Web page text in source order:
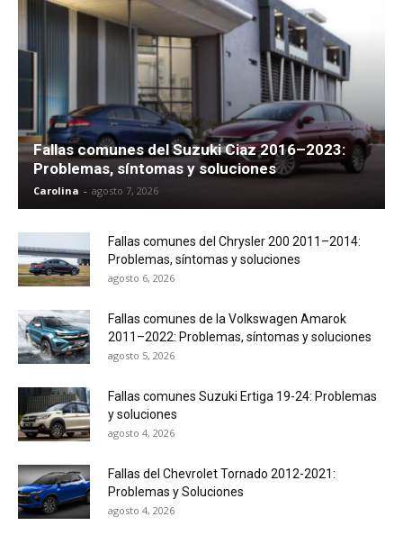
Fallas comunes del Suzuki Ciaz 2016–2023:
Problemas, síntomas y soluciones
Carolina - agosto 7, 2026
Fallas comunes del Chrysler 200 2011–2014:
Problemas, síntomas y soluciones
agosto 6, 2026
Fallas comunes de la Volkswagen Amarok
2011–2022: Problemas, síntomas y soluciones
agosto 5, 2026
Fallas comunes Suzuki Ertiga 19-24: Problemas
y soluciones
agosto 4, 2026
Fallas del Chevrolet Tornado 2012-2021:
Problemas y Soluciones
agosto 4, 2026